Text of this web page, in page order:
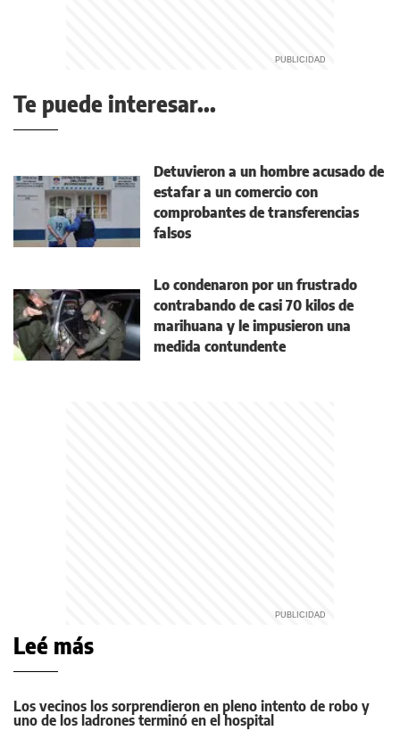
Te puede interesar...
Detuvieron a un hombre acusado de
estafar a un comercio con
comprobantes de transferencias
falsos
Lo condenaron por un frustrado
contrabando de casi 70 kilos de
marihuana y le impusieron una
medida contundente
Leé más
Los vecinos los sorprendieron en pleno intento de robo y
uno de los ladrones terminó en el hospital